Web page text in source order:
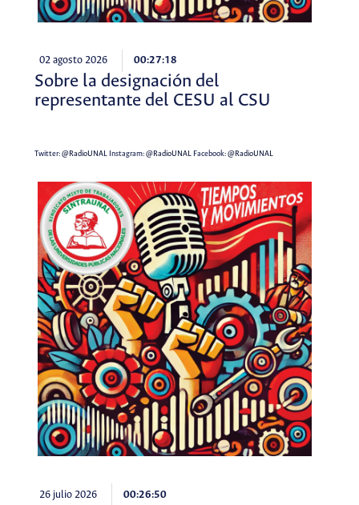
02 agosto 2026 00:27:18
Sobre la designación del
representante del CESU al CSU
Twitter:@RadioUNALInstagram:@RadioUNALFacebook:@RadioUNAL
26 julio 2026 00:26:50